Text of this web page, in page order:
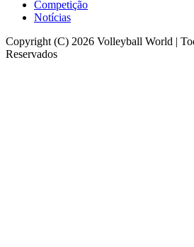
Competição
Notícias
Copyright (C) 2026 Volleyball World |
Reservados